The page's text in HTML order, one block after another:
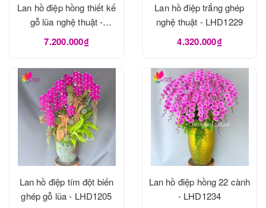
Lan hồ điệp hồng thiết kế
gỗ lũa nghệ thuật -
LHD1273
7.200.000₫
Lan hồ điệp trắng ghép
nghệ thuật - LHD1229
4.320.000₫
Lan hồ điệp tím đột biến
ghép gỗ lũa - LHD1205
Lan hồ điệp hồng 22 cành
- LHD1234